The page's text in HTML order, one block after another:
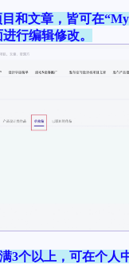
和文章，皆可在
行编辑修改。
满3个以上，可在个人